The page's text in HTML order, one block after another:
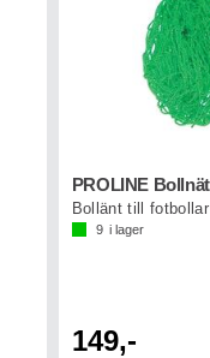
Bollänt till fotbollar
9 i lager
149,-